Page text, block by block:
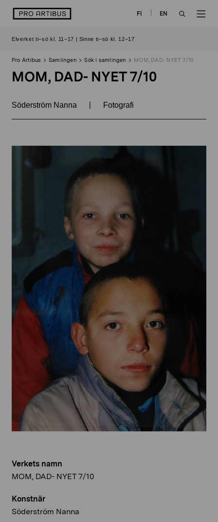
logo FI
EN
Elverket ti–sö kl. 11–17 | Sinne ti–sö kl. 12–17
Pro Artibus Samlingen Sök i samlingen MOM, DAD- NYET 7/10
MOM, DAD- NYET 7/10
Söderström Nanna | Fotografi
Verkets namn
MOM, DAD- NYET 7/10
Konstnär
Söderström Nanna